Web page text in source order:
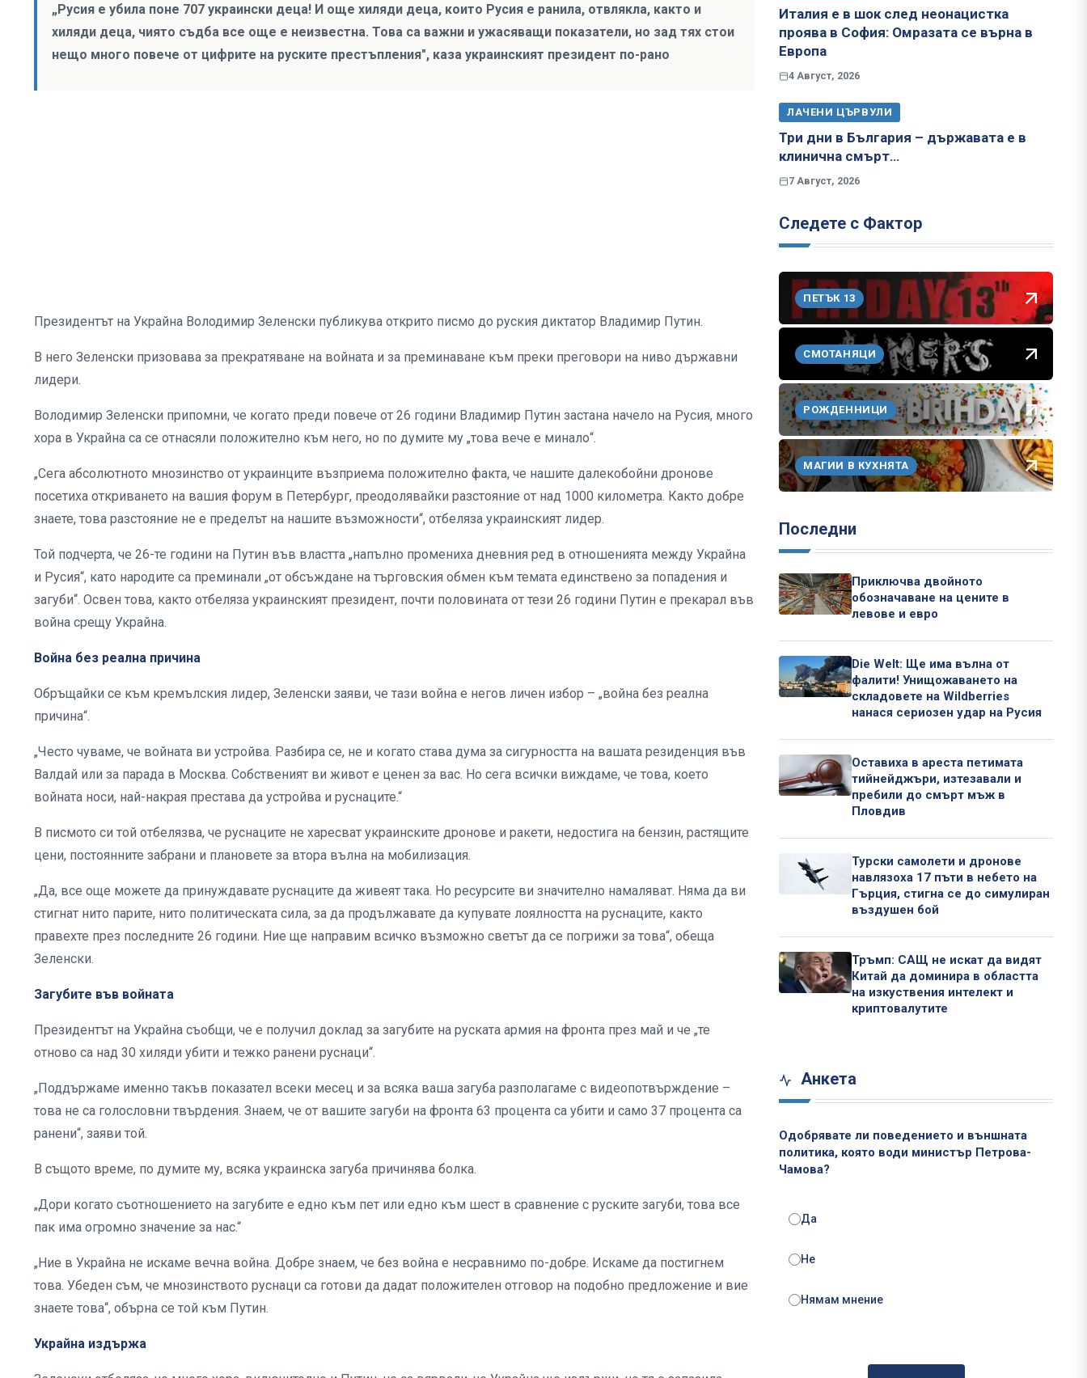
„Русия е убила поне 707 украински деца! И още хиляди деца, които Русия е ранила, отвлякла, както и
хиляди деца, чиято съдба все още е неизвестна. Това са важни и ужасяващи показатели, но зад тях стои
нещо много повече от цифрите на руските престъпления", каза украинският президент по-рано
Президентът на Украйна Володимир Зеленски публикува открито писмо до руския диктатор Владимир Путин.
В него Зеленски призовава за прекратяване на войната и за преминаване към преки преговори на ниво държавни
лидери.
Володимир Зеленски припомни, че когато преди повече от 26 години Владимир Путин застана начело на Русия, много
хора в Украйна са се отнасяли положително към него, но по думите му „това вече е минало“.
„Сега абсолютното мнозинство от украинците възприема положително факта, че нашите далекобойни дронове
посетиха откриването на вашия форум в Петербург, преодолявайки разстояние от над 1000 километра. Както добре
знаете, това разстояние не е пределът на нашите възможности“, отбеляза украинският лидер.
Той подчерта, че 26-те години на Путин във властта „напълно промениха дневния ред в отношенията между Украйна
и Русия“, като народите са преминали „от обсъждане на търговския обмен към темата единствено за попадения и
загуби“. Освен това, както отбеляза украинският президент, почти половината от тези 26 години Путин е прекарал във
война срещу Украйна.
Война без реална причина
Обръщайки се към кремълския лидер, Зеленски заяви, че тази война е негов личен избор – „война без реална
причина“.
„Често чуваме, че войната ви устройва. Разбира се, не и когато става дума за сигурността на вашата резиденция във
Валдай или за парада в Москва. Собственият ви живот е ценен за вас. Но сега всички виждаме, че това, което
войната носи, най-накрая престава да устройва и руснаците.“
В писмото си той отбелязва, че руснаците не харесват украинските дронове и ракети, недостига на бензин, растящите
цени, постоянните забрани и плановете за втора вълна на мобилизация.
„Да, все още можете да принуждавате руснаците да живеят така. Но ресурсите ви значително намаляват. Няма да ви
стигнат нито парите, нито политическата сила, за да продължавате да купувате лоялността на руснаците, както
правехте през последните 26 години. Ние ще направим всичко възможно светът да се погрижи за това“, обеща
Зеленски.
Загубите във войната
Президентът на Украйна съобщи, че е получил доклад за загубите на руската армия на фронта през май и че „те
отново са над 30 хиляди убити и тежко ранени руснаци“.
„Поддържаме именно такъв показател всеки месец и за всяка ваша загуба разполагаме с видеопотвърждение –
това не са голословни твърдения. Знаем, че от вашите загуби на фронта 63 процента са убити и само 37 процента са
ранени“, заяви той.
В същото време, по думите му, всяка украинска загуба причинява болка.
„Дори когато съотношението на загубите е едно към пет или едно към шест в сравнение с руските загуби, това все
пак има огромно значение за нас.“
„Ние в Украйна не искаме вечна война. Добре знаем, че без война е несравнимо по-добре. Искаме да постигнем
това. Убеден съм, че мнозинството руснаци са готови да дадат положителен отговор на подобно предложение и вие
знаете това“, обърна се той към Путин.
Украйна издържа
Италия е в шок след неонацистка
проява в София: Омразата се върна в
Европа
4 Август, 2026
ЛАЧЕНИ ЦЪРВУЛИ
Три дни в България – държавата е в
клинична смърт…
7 Август, 2026
Следете с Фактор
ПЕТЪК 13
СМОТАНЯЦИ
РОЖДЕННИЦИ
МАГИИ В КУХНЯТА
Последни
Приключва двойното
обозначаване на цените в
левове и евро
Die Welt: Ще има вълна от
фалити! Унищожаването на
складовете на Wildberries
нанася сериозен удар на Русия
Оставиха в ареста петимата
тийнейджъри, изтезавали и
пребили до смърт мъж в
Пловдив
Турски самолети и дронове
навлязоха 17 пъти в небето на
Гърция, стигна се до симулиран
въздушен бой
Тръмп: САЩ не искат да видят
Китай да доминира в областта
на изкуствения интелект и
криптовалутите
Анкета
Одобрявате ли поведението и външната
политика, която води министър Петрова-
Чамова?
Да
Не
Нямам мнение